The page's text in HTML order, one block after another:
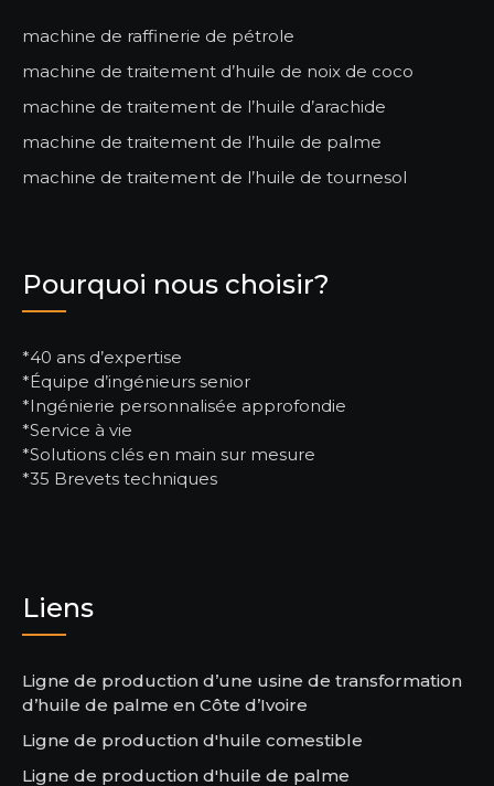
machine de raffinerie de pétrole
machine de traitement d’huile de noix de coco
machine de traitement de l’huile d’arachide
machine de traitement de l’huile de palme
machine de traitement de l’huile de tournesol
Pourquoi nous choisir?
*40 ans d’expertise
*Équipe d’ingénieurs senior
*Ingénierie personnalisée approfondie
*Service à vie
*Solutions clés en main sur mesure
*35 Brevets techniques
Liens
Ligne de production d’une usine de transformation
d’huile de palme en Côte d’Ivoire
Ligne de production d'huile comestible
Ligne de production d'huile de palme